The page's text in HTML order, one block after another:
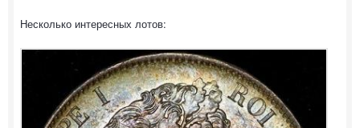
Несколько интересных лотов: